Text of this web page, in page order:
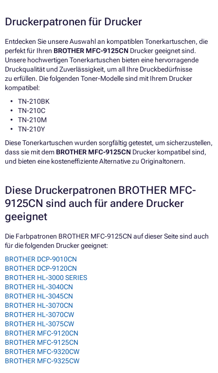
Druckerpatronen für Drucker
Entdecken Sie unsere Auswahl an kompatiblen Tonerkartuschen, die
perfekt für Ihren BROTHER MFC-9125CN Drucker geeignet sind.
Unsere hochwertigen Tonerkartuschen bieten eine hervorragende
Druckqualität und Zuverlässigkeit, um all Ihre Druckbedürfnisse
zu erfüllen. Die folgenden Toner-Modelle sind mit Ihrem Drucker
kompatibel:
TN-210BK
TN-210C
TN-210M
TN-210Y
Diese Tonerkartuschen wurden sorgfältig getestet, um sicherzustellen,
dass sie mit dem BROTHER MFC-9125CN Drucker kompatibel sind,
und bieten eine kosteneffiziente Alternative zu Originaltonern.
Diese Druckerpatronen BROTHER MFC-
9125CN sind auch für andere Drucker
geeignet
Die Farbpatronen BROTHER MFC-9125CN auf dieser Seite sind auch
für die folgenden Drucker geeignet:
BROTHER DCP-9010CN
BROTHER DCP-9120CN
BROTHER HL-3000 SERIES
BROTHER HL-3040CN
BROTHER HL-3045CN
BROTHER HL-3070CN
BROTHER HL-3070CW
BROTHER HL-3075CW
BROTHER MFC-9120CN
BROTHER MFC-9125CN
BROTHER MFC-9320CW
BROTHER MFC-9325CW